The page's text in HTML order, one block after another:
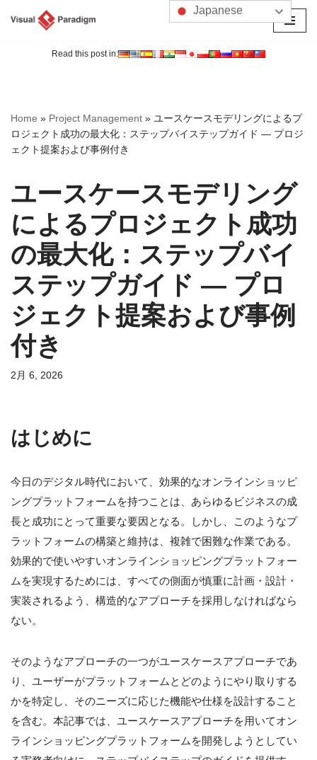
へ
ス
キ
プ
Read this post in:
Home » Project Management » ユースケースモデリングによるプ
ロジェクト成功の最大化：ステップバイステップガイド ― プロジ
ェクト提案および事例付き
ユースケースモデリング
によるプロジェクト成功
の最大化：ステップバイ
ステップガイド ― プロ
ジェクト提案および事例
付き
2月 6, 2026
はじめに
今日のデジタル時代において、効果的なオンラインショッピ
ングプラットフォームを持つことは、あらゆるビジネスの成
長と成功にとって重要な要因となる。しかし、このようなプ
ラットフォームの構築と維持は、複雑で困難な作業である。
効果的で使いやすいオンラインショッピングプラットフォー
ムを実現するためには、すべての側面が慎重に計画・設計・
実装されるよう、構造的なアプローチを採用しなければなら
ない。
そのようなアプローチの一つがユースケースアプローチであ
り、ユーザーがプラットフォームとどのようにやり取りする
かを特定し、そのニーズに応じた機能や仕様を設計すること
を含む。本記事では、ユースケースアプローチを用いてオン
ラインショッピングプラットフォームを開発しようとしてい
Japanese